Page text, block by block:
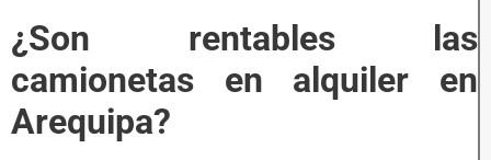
¿Son rentables las
camionetas en alquiler en
Arequipa?